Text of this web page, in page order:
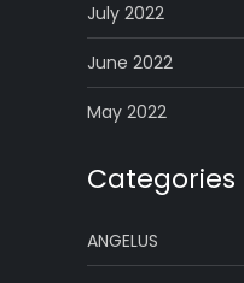
July 2022
June 2022
May 2022
Categories
ANGELUS